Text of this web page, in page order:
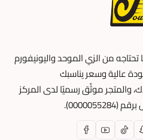
من الزي الموحد واليونيفورم
عالية وسعر يناسبك
والمتجر موثّق رسميًا لدى المركز